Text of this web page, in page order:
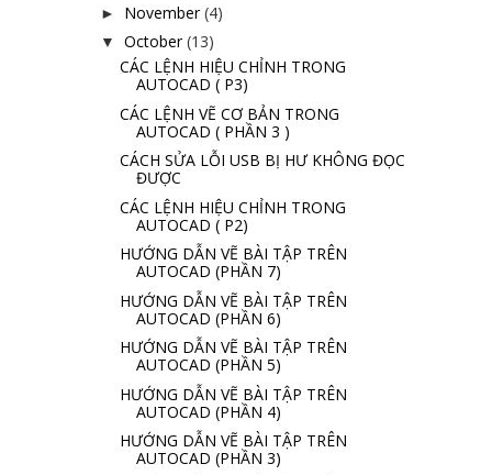
► November (4)
▼ October (13)
CÁC LỆNH HIỆU CHỈNH TRONG
AUTOCAD ( P3)
CÁC LỆNH VẼ CƠ BẢN TRONG
AUTOCAD ( PHẦN 3 )
CÁCH SỬA LỖI USB BỊ HƯ KHÔNG ĐỌC
ĐƯỢC
CÁC LỆNH HIỆU CHỈNH TRONG
AUTOCAD ( P2)
HƯỚNG DẪN VẼ BÀI TẬP TRÊN
AUTOCAD (PHẦN 7)
HƯỚNG DẪN VẼ BÀI TẬP TRÊN
AUTOCAD (PHẦN 6)
HƯỚNG DẪN VẼ BÀI TẬP TRÊN
AUTOCAD (PHẦN 5)
HƯỚNG DẪN VẼ BÀI TẬP TRÊN
AUTOCAD (PHẦN 4)
HƯỚNG DẪN VẼ BÀI TẬP TRÊN
AUTOCAD (PHẦN 3)